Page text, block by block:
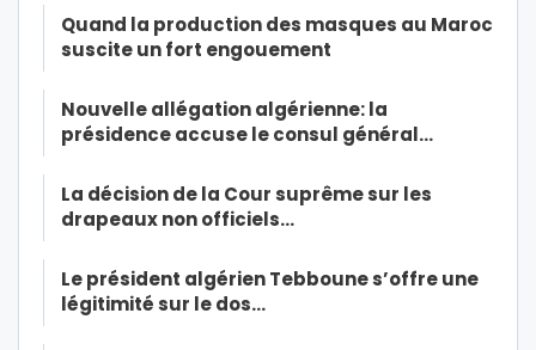
Quand la production des masques au Maroc
suscite un fort engouement
Nouvelle allégation algérienne: la
présidence accuse le consul général…
La décision de la Cour suprême sur les
drapeaux non officiels…
Le président algérien Tebboune s’offre une
légitimité sur le dos…